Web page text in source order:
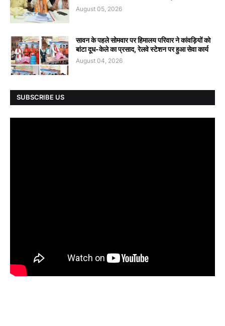
August 05, 2026
सावन के पहले सोमवार पर हिमालय परिवार ने कांवड़ियों को
बांटा दूध-केले का प्रसाद, रेलवे स्टेशन पर हुआ सेवा कार्य
August 04, 2026
SUBSCRIBE US